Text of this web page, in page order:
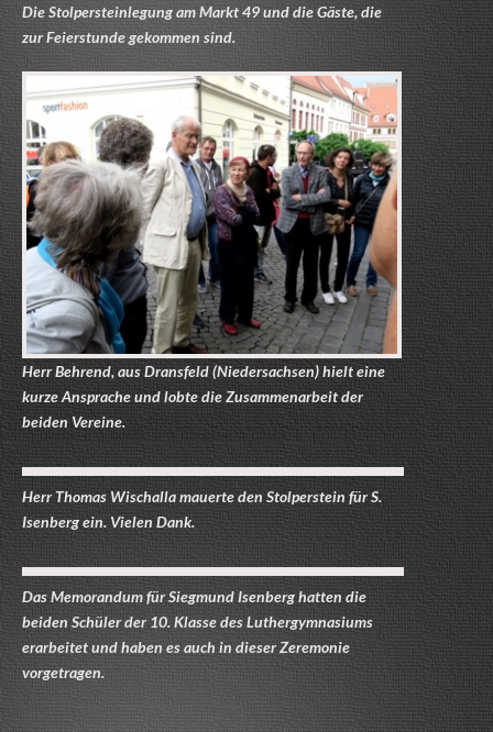
Die Stolpersteinlegung am Markt 49 und die Gäste, die
zur Feierstunde gekommen sind.
Herr Behrend, aus Dransfeld (Niedersachsen) hielt eine
kurze Ansprache und lobte die Zusammenarbeit der
beiden Vereine.
Herr Thomas Wischalla mauerte den Stolperstein für S.
Isenberg ein. Vielen Dank.
Das Memorandum für Siegmund Isenberg hatten die
beiden Schüler der 10. Klasse des Luthergymnasiums
erarbeitet und haben es auch in dieser Zeremonie
vorgetragen.